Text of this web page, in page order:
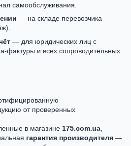
самообслуживания.
— на складе перевозчика
— для юридических лиц с
фактуры и всех сопроводительных
от проверенных
в магазине 175.com.ua
гарантия производителя —